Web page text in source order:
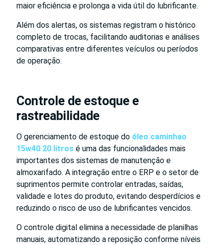
maior eficiência e prolonga a vida útil do lubrificante.
Além dos alertas, os sistemas registram o histórico
completo de trocas, facilitando auditorias e análises
comparativas entre diferentes veículos ou períodos
de operação.
Controle de estoque e
rastreabilidade
O gerenciamento de estoque do óleo caminhao
15w40 20 litros é uma das funcionalidades mais
importantes dos sistemas de manutenção e
almoxarifado. A integração entre o ERP e o setor de
suprimentos permite controlar entradas, saídas,
validade e lotes do produto, evitando desperdícios e
reduzindo o risco de uso de lubrificantes vencidos.
O controle digital elimina a necessidade de planilhas
manuais, automatizando a reposição conforme níveis